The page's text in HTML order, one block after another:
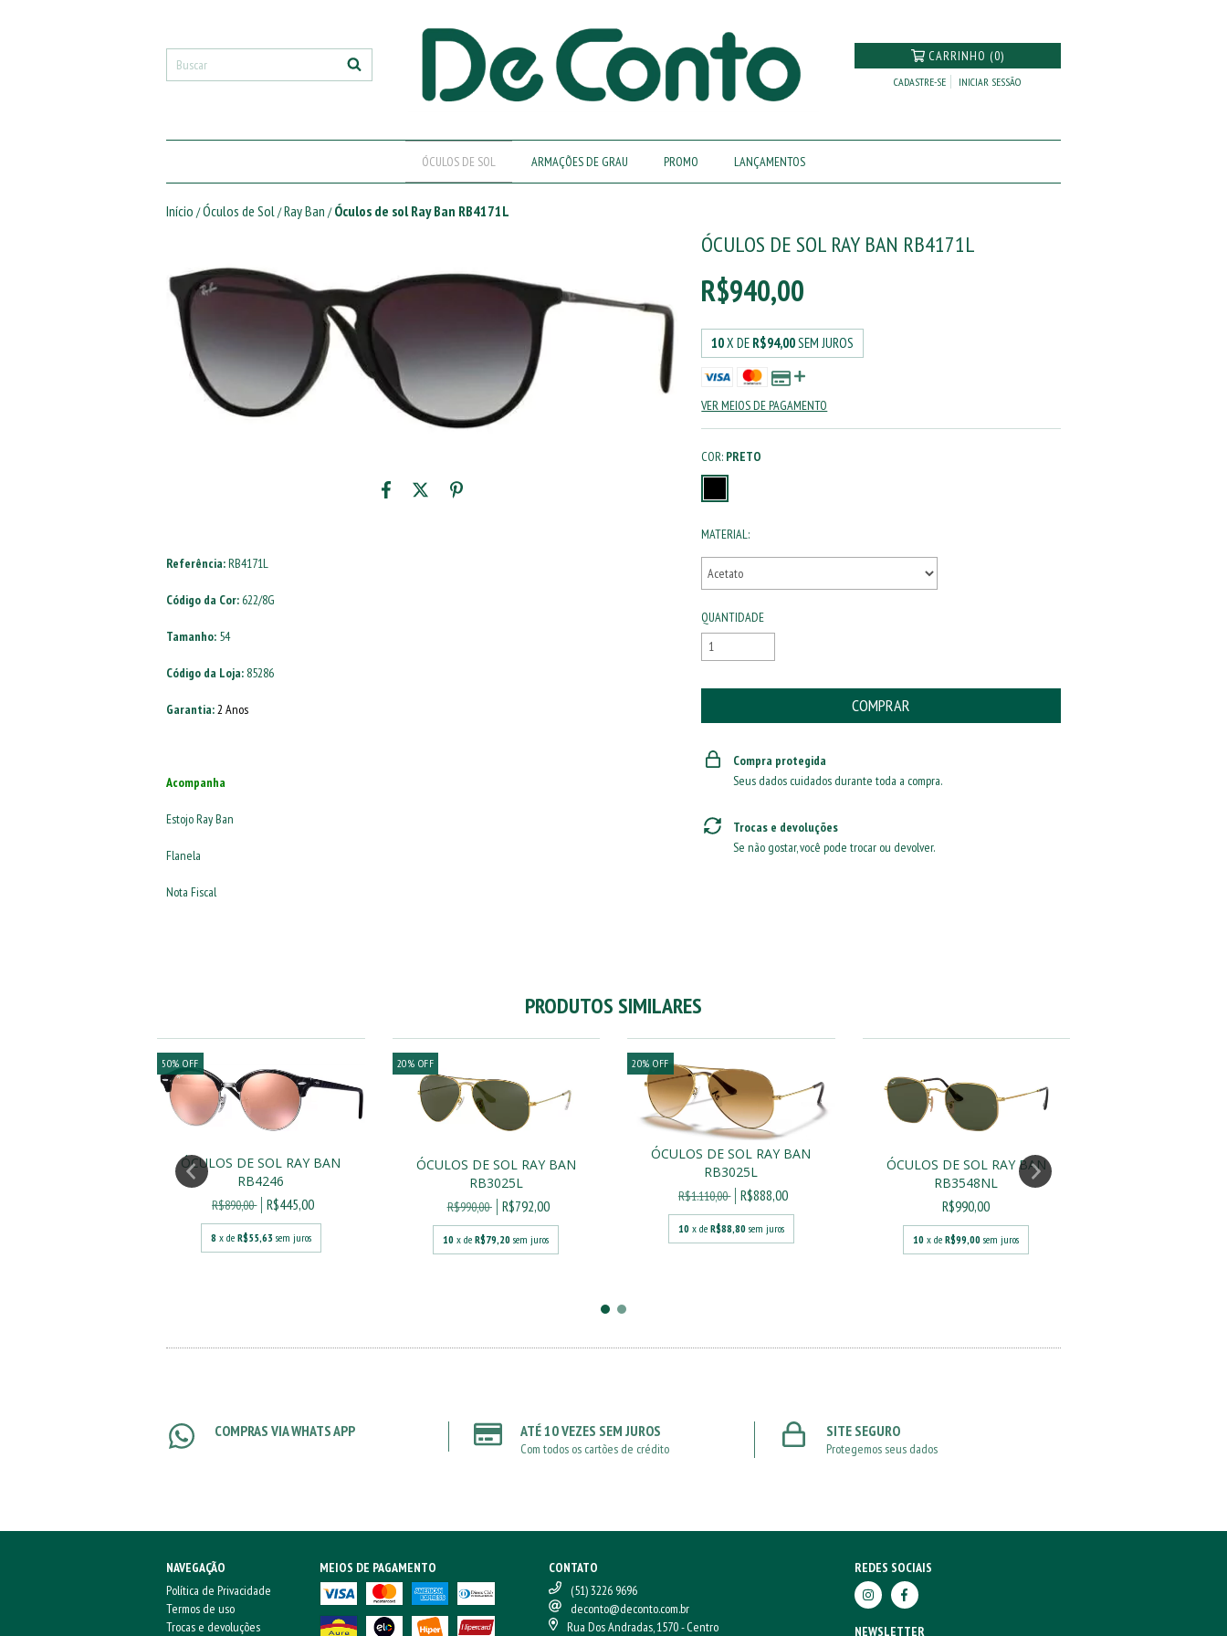
CARRINHO (0)
CADASTRE-SE INICIAR SESSÃO
ÓCULOS DE SOL ARMAÇÕES DE GRAU PROMO LANÇAMENTOS
Início /Óculos de Sol /Ray Ban / Óculos de sol Ray Ban RB4171L
Referência:RB4171L
Código da Cor: 622/8G
Tamanho: 54
Código da Loja: 85286
Garantia:2 Anos
Acompanha
Estojo Ray Ban
Flanela
Nota Fiscal
ÓCULOS DE SOL RAY BAN RB4171L
R$940,00
10X DE R$94,00SEM JUROS
VER MEIOS DE PAGAMENTO
COR: PRETO
MATERIAL:
QUANTIDADE
Compra protegida
Seus dados cuidados durante toda a compra.
Trocas e devoluções
Se não gostar, você pode trocar ou devolver.
PRODUTOS SIMILARES
50% OFF
ÓCULOS DE SOL RAY BAN
RB4246
R$890,00 R$445,00
8 x de R$55,63 sem juros
20% OFF
ÓCULOS DE SOL RAY BAN
RB3025L
R$990,00 R$792,00
10 x deR$79,20 sem juros
20% OFF
ÓCULOS DE SOL RAY BAN
RB3025L
R$1.110,00 R$888,00
10 x de R$88,80 sem juros
ÓCULOS DE SOL RAY BAN
RB3548NL
R$990,00
10 x deR$99,00 sem juros
COMPRAS VIA WHATS APP ATÉ 10 VEZES SEM JUROS
Com todos os cartões de crédito
SITE SEGURO
Protegemos seus dados
NAVEGAÇÃO
Política de Privacidade
Termos de uso
Trocas e devoluções
MEIOS DE PAGAMENTO
CONTATO
(51) 3226 9696
deconto@deconto.com.br
Rua Dos Andradas, 1570 - Centro
REDES SOCIAIS
NEWSLETTER